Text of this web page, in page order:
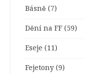
Básně (7)
Dění na FF (59)
Eseje (11)
Fejetony (9)